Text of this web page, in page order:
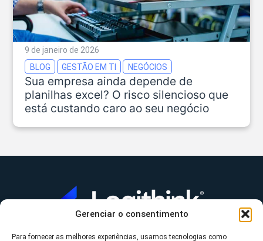
Gerenciar o consentimento
Para fornecer as melhores experiências, usamos tecnologias como
9 de janeiro de 2026
BLOG
GESTÃO EM TI NEGÓCIOS
Sua empresa ainda depende de
planilhas excel? O risco silencioso que
está custando caro ao seu negócio